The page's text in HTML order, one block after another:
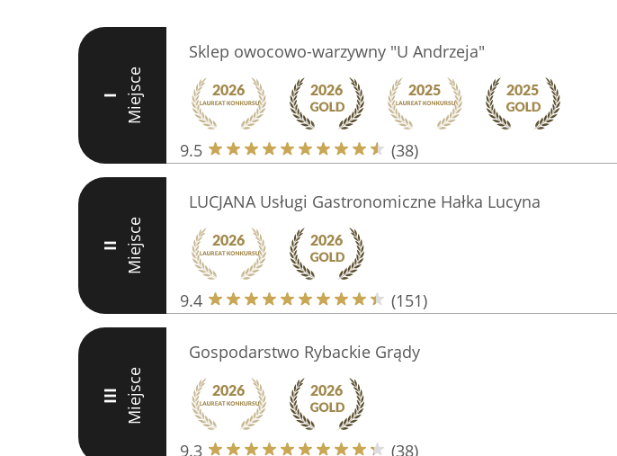
I Miejsce
Sklep owocowo-warzywny "U Andrzeja"
9.5 (38)
II Miejsce
LUCJANA Usługi Gastronomiczne Hałka Lucyna
9.4 (151)
III Miejsce
Gospodarstwo Rybackie Grądy
9.3 (38)